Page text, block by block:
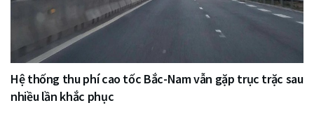
Hệ thống thu phí cao tốc Bắc-Nam vẫn gặp trục trặc sau
nhiều lần khắc phục